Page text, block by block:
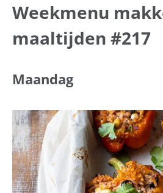
Weekmenu
maaltijden #217
Maandag